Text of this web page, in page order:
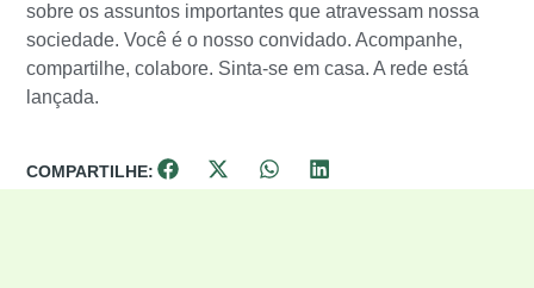
sobre os assuntos importantes que atravessam nossa
sociedade. Você é o nosso convidado. Acompanhe,
compartilhe, colabore. Sinta-se em casa. A rede está
lançada.
COMPARTILHE: